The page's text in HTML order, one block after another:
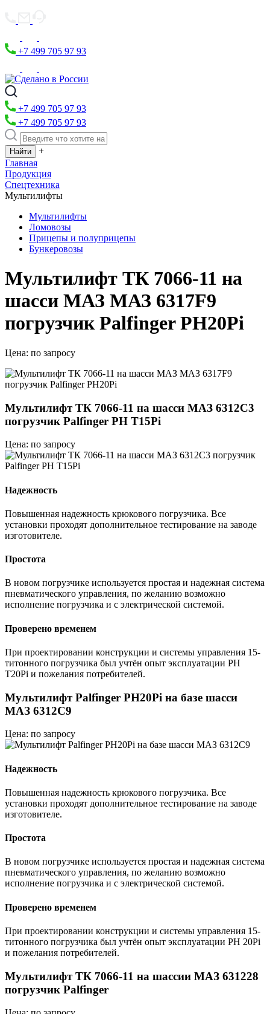
+7 499 705 97 93
+7 499 705 97 93
+7 499 705 97 93
+
Главная
Продукция
Спецтехника
Мультилифты
Мультилифты
Ломовозы
Прицепы и полуприцепы
Бункеровозы
Мультилифт ТК 7066-11 на
шасси МАЗ МАЗ 6317F9
погрузчик Palfinger PH20Pi
Цена: по запросу
Мультилифт ТК 7066-11 на шасси МАЗ 6312С3
погрузчик Palfinger PH T15Pi
Цена: по запросу
Надежность
Повышенная надежность крюкового погрузчика. Все
установки проходят дополнительное тестирование на заводе
изготовителе.
Простота
В новом погрузчике используется простая и надежная система
пневматического управления, по желанию возможно
исполнение погрузчика и с электрической системой.
Проверено временем
При проектировании конструкции и системы управления 15-
титонного погрузчика был учтён опыт эксплуатации РН
Т20Pi и пожелания потребителей.
Мультилифт Palfinger PH20Pi на базе шасси
МАЗ 6312С9
Цена: по запросу
Надежность
Повышенная надежность крюкового погрузчика. Все
установки проходят дополнительное тестирование на заводе
изготовителе.
Простота
В новом погрузчике используется простая и надежная система
пневматического управления, по желанию возможно
исполнение погрузчика и с электрической системой.
Проверено временем
При проектировании конструкции и системы управления 15-
титонного погрузчика был учтён опыт эксплуатации РН 20Pi
и пожелания потребителей.
Мультилифт ТК 7066-11 на шассии МАЗ 631228
погрузчик Palfinger